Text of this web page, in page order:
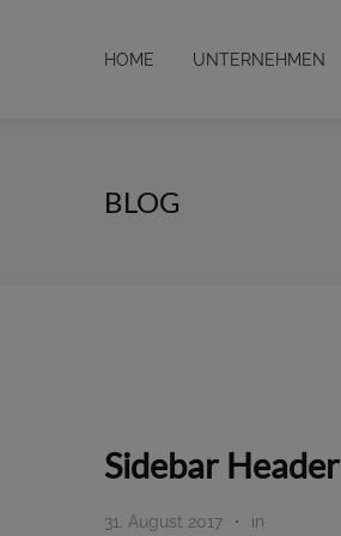
HOME UNTERNEHMEN
BLOG
Sidebar Header
31. August 2017 in